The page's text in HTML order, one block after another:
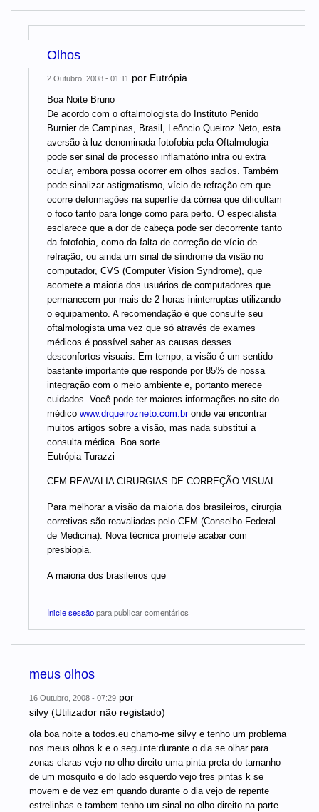
Olhos
2 Outubro, 2008 - 01:11 por Eutrópia
Boa Noite Bruno
De acordo com o oftalmologista do Instituto Penido
Burnier de Campinas, Brasil, Leôncio Queiroz Neto, esta
aversão à luz denominada fotofobia pela Oftalmologia
pode ser sinal de processo inflamatório intra ou extra
ocular, embora possa ocorrer em olhos sadios. Também
pode sinalizar astigmatismo, vício de refração em que
ocorre deformações na superfíe da córnea que dificultam
o foco tanto para longe como para perto. O especialista
esclarece que a dor de cabeça pode ser decorrente tanto
da fotofobia, como da falta de correção de vício de
refração, ou ainda um sinal de síndrome da visão no
computador, CVS (Computer Vision Syndrome), que
acomete a maioria dos usuários de computadores que
permanecem por mais de 2 horas ininterruptas utilizando
o equipamento. A recomendação é que consulte seu
oftalmologista uma vez que só através de exames
médicos é possível saber as causas desses
desconfortos visuais. Em tempo, a visão é um sentido
bastante importante que responde por 85% de nossa
integração com o meio ambiente e, portanto merece
cuidados. Você pode ter maiores informações no site do
médico www.drqueirozneto.com.bronde vai encontrar
muitos artigos sobre a visão, mas nada substitui a
consulta médica. Boa sorte.
Eutrópia Turazzi
CFM REAVALIA CIRURGIAS DE CORREÇÃO VISUAL
Para melhorar a visão da maioria dos brasileiros, cirurgia
corretivas são reavaliadas pelo CFM (Conselho Federal
de Medicina). Nova técnica promete acabar com
presbiopia.
A maioria dos brasileiros que
Inicie sessãopara publicar comentários
meus olhos
16 Outubro, 2008 - 07:29 por
silvy (Utilizador não registado)
ola boa noite a todos.eu chamo-me silvy e tenho um problema
nos meus olhos k e o seguinte:durante o dia se olhar para
zonas claras vejo no olho direito uma pinta preta do tamanho
de um mosquito e do lado esquerdo vejo tres pintas k se
movem e de vez em quando durante o dia vejo de repente
estrelinhas e tambem tenho um sinal no olho direito na parte